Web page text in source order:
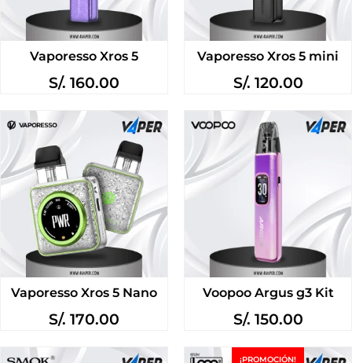
Vaporesso Xros 5
S/. 160.00
Vaporesso Xros 5 mini
S/. 120.00
Vaporesso Xros 5 Nano
S/. 170.00
Voopoo Argus g3 Kit
S/. 150.00
¡PROMOCIÓN!